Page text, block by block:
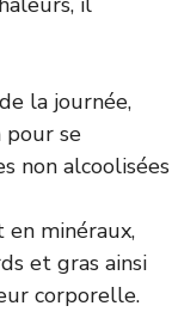
la journée,
pour se
non alcoolisées
en minéraux,
et gras ainsi
corporelle.